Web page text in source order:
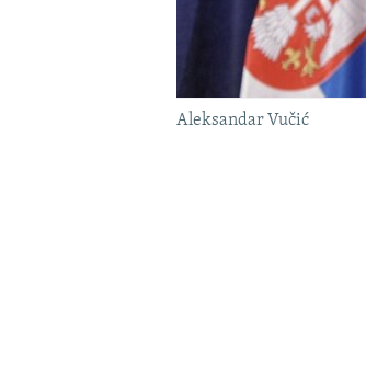
Aleksandar Vučić